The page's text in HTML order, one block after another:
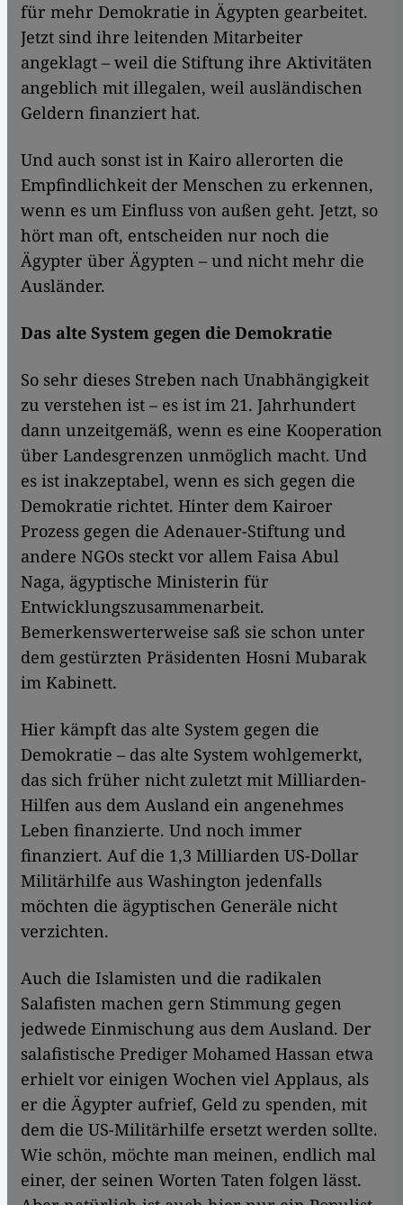
für mehr Demokratie in Ägypten gearbeitet.
Jetzt sind ihre leitenden Mitarbeiter
angeklagt – weil die Stiftung ihre Aktivitäten
angeblich mit illegalen, weil ausländischen
Geldern finanziert hat.
Und auch sonst ist in Kairo allerorten die
Empfindlichkeit der Menschen zu erkennen,
wenn es um Einfluss von außen geht. Jetzt, so
hört man oft, entscheiden nur noch die
Ägypter über Ägypten – und nicht mehr die
Ausländer.
Das alte System gegen die Demokratie
So sehr dieses Streben nach Unabhängigkeit
zu verstehen ist – es ist im 21. Jahrhundert
dann unzeitgemäß, wenn es eine Kooperation
über Landesgrenzen unmöglich macht. Und
es ist inakzeptabel, wenn es sich gegen die
Demokratie richtet. Hinter dem Kairoer
Prozess gegen die Adenauer-Stiftung und
andere NGOs steckt vor allem Faisa Abul
Naga, ägyptische Ministerin für
Entwicklungszusammenarbeit.
Bemerkenswerterweise saß sie schon unter
dem gestürzten Präsidenten Hosni Mubarak
im Kabinett.
Hier kämpft das alte System gegen die
Demokratie – das alte System wohlgemerkt,
das sich früher nicht zuletzt mit Milliarden-
Hilfen aus dem Ausland ein angenehmes
Leben finanzierte. Und noch immer
finanziert. Auf die 1,3 Milliarden US-Dollar
Militärhilfe aus Washington jedenfalls
möchten die ägyptischen Generäle nicht
verzichten.
Auch die Islamisten und die radikalen
Salafisten machen gern Stimmung gegen
jedwede Einmischung aus dem Ausland. Der
salafistische Prediger Mohamed Hassan etwa
erhielt vor einigen Wochen viel Applaus, als
er die Ägypter aufrief, Geld zu spenden, mit
dem die US-Militärhilfe ersetzt werden sollte.
Wie schön, möchte man meinen, endlich mal
einer, der seinen Worten Taten folgen lässt.